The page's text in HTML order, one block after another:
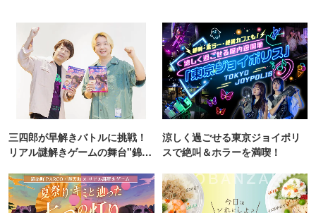
三四郎が早解きバトルに挑戦！
リアル謎解きゲームの舞台"錦糸
涼しく過ごせる東京ジョイポリ
スで絶叫＆ホラーを満喫！